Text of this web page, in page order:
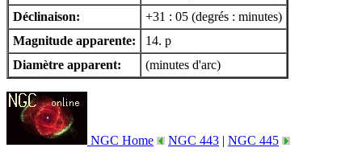
Déclinaison:
+31 : 05 (degrés : minutes)
Magnitude apparente:
14. p
Diamètre apparent:
(minutes d'arc)
NGC Home NGC 443 | NGC 445